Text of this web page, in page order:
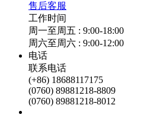
售后客服
工作时间
周一至周五 : 9:00-18:00
周六至周六 : 9:00-12:00
电话
联系电话
(+86) 18688117175
(0760) 89881218-8809
(0760) 89881218-8012